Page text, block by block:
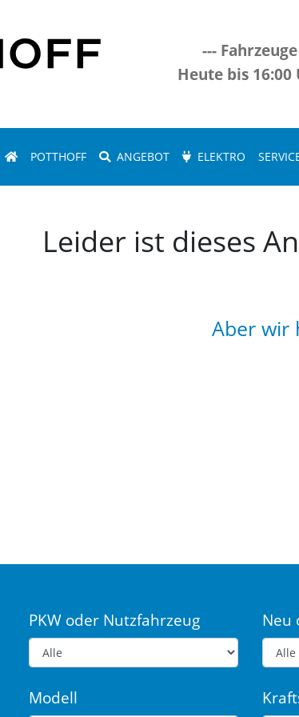
---Fahrzeuge
Heute bis
POTTHOFF ANGEBOT ELEKTRO
Leider ist dieses
Aber wir
PKW oder Nutzfahrzeug Neu
Modell